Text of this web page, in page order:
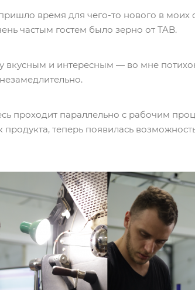
время для чего-то нового в
частым гостем было зерно от TAB.
и интересным — во мне
проходит параллельно с рабочим
теперь появилась